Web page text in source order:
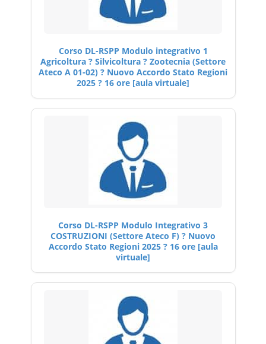
Corso DL-RSPP Modulo integrativo 1
Agricoltura ? Silvicoltura ? Zootecnia (Settore
Ateco A 01-02) ? Nuovo Accordo Stato Regioni
2025 ? 16 ore [aula virtuale]
Corso DL-RSPP Modulo Integrativo 3
COSTRUZIONI (Settore Ateco F) ? Nuovo
Accordo Stato Regioni 2025 ? 16 ore [aula
virtuale]